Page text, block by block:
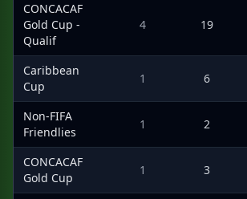
CONCACAF
Gold Cup -
Qualif
4 19
Caribbean
Cup
1 6
Non-FIFA
Friendlies
1 2
CONCACAF
Gold Cup
1 3